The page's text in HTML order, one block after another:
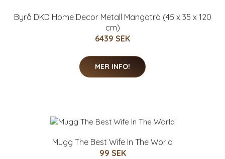
Byrå DKD Home Decor Metall Mangoträ (45 x 35 x 120
cm)
6439 SEK
MER INFO!
Mugg The Best Wife In The World
99 SEK